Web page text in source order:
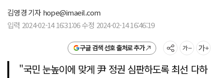
김영경 기자hope@imaeil.com
입력 2024-02-14 16:31:06 수정 2024-02-14 16:46:19
구글 검색 선호 출처로 추가
"국민 눈높이에 맞게 尹 정권 심판하도록 최선 다하